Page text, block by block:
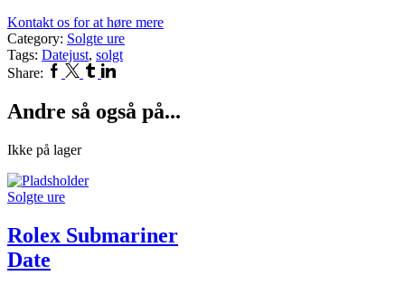
Kontakt os for at høre mere
Category: Solgte ure
Tags: Datejust, solgt
Share: Facebook
Twitter
TumblrLinkedin
Andre så også på...
Ikke på lager
Solgte ure
Rolex Submariner
Date